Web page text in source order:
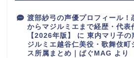
渡部紗弓の声優プロフィール！
からマジルミエまで経歴・代表
【2026年版】
に 東内マリ子の
ジルミエ越谷仁美役・歌舞伎町
ス所属まとめ｜ぱぐMAG より